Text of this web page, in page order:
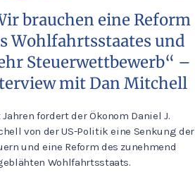
brauchen eine Reform
Wohlfahrtsstaates und
Steuerwettbewerb“ –
mit Dan Mitchell
Jahren fordert der Ökonom Daniel J.
von der US-Politik eine Senkung der
und eine Reform des zunehmend
Wohlfahrtsstaats.